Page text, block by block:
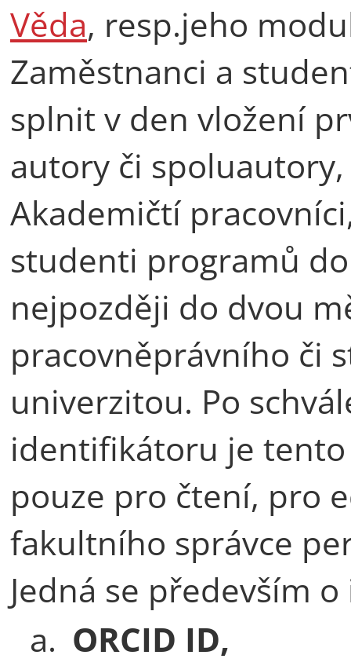
Věda, resp.jeho
Zaměstnanci a
splnit v den vložení
autory či
Akademičtí
studenti programů
nejpozději do dvou
pracovněprávního či
univerzitou. Po
identifikátoru je
pouze pro čtení, pro
fakultního správce
Jedná se především
a. ORCID ID,